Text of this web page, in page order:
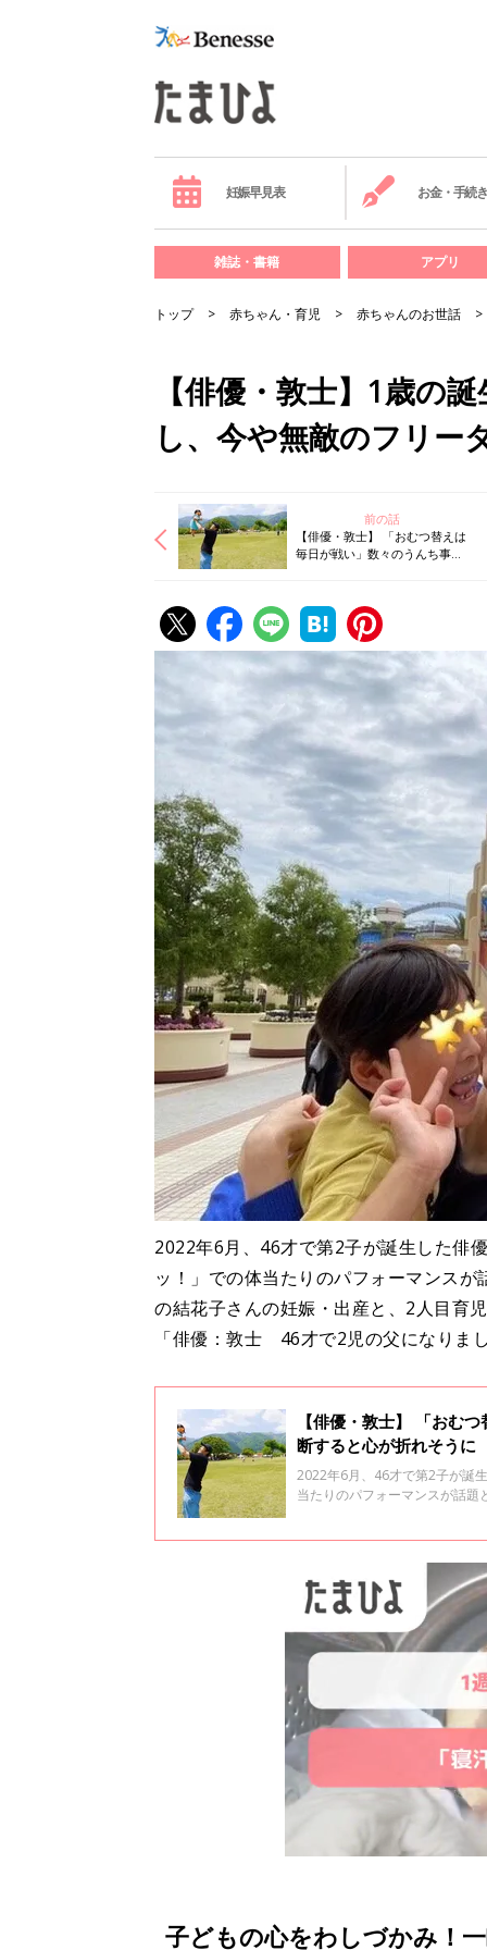
妊娠早見表 お金・手続き
雑誌・書籍 アプリ
トップ 赤ちゃん・育児 赤ちゃんのお世話
【俳優・敦士】1歳の
し、今や無敵のフリー
前の話
【俳優・敦士】 「おむつ替えは
毎日が戦い」数々のうんち事件
2022年6月、46才で第2子が誕生した俳
ッ！」での体当たりのパフォーマンス
の結花子さんの妊娠・出産と、2人目育
「俳優：敦士 46才で2児の父になりま
【俳優・敦士】 「おむ
断すると心が折れそうに
2022年6月、46才で第2子が誕
当たりのパフォーマンスが話
子どもの心をわしづかみ！